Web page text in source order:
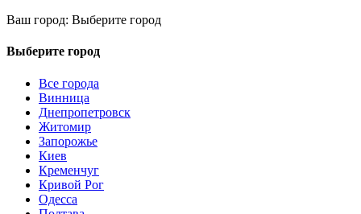
Ваш город: Выберите город
Выберите город
Все города
Винница
Днепропетровск
Житомир
Запорожье
Киев
Кременчуг
Кривой Рог
Одесса